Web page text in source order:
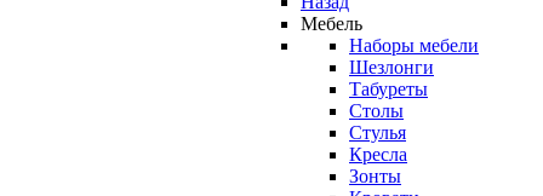
Мебель
Наборы мебели
Шезлонги
Табуреты
Столы
Стулья
Кресла
Зонты